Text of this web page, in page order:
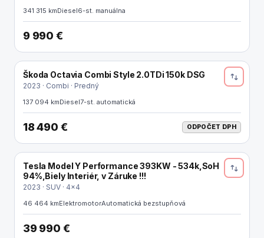
341 315 kmDiesel6-st. manuálna
9 990 €
ODPOČET DPH
Škoda Octavia Combi Style 2.0TDi 150k DSG
2023 · Combi · Predný
137 094 kmDiesel7-st. automatická
18 490 € ODPOČET DPH
ELEKTRO
Tesla Model Y Performance 393KW - 534k,SoH
94%,Biely Interiér, v Záruke !!!
2023 · SUV · 4x4
46 464 kmElektromotorAutomatická bezstupňová
39 990 €